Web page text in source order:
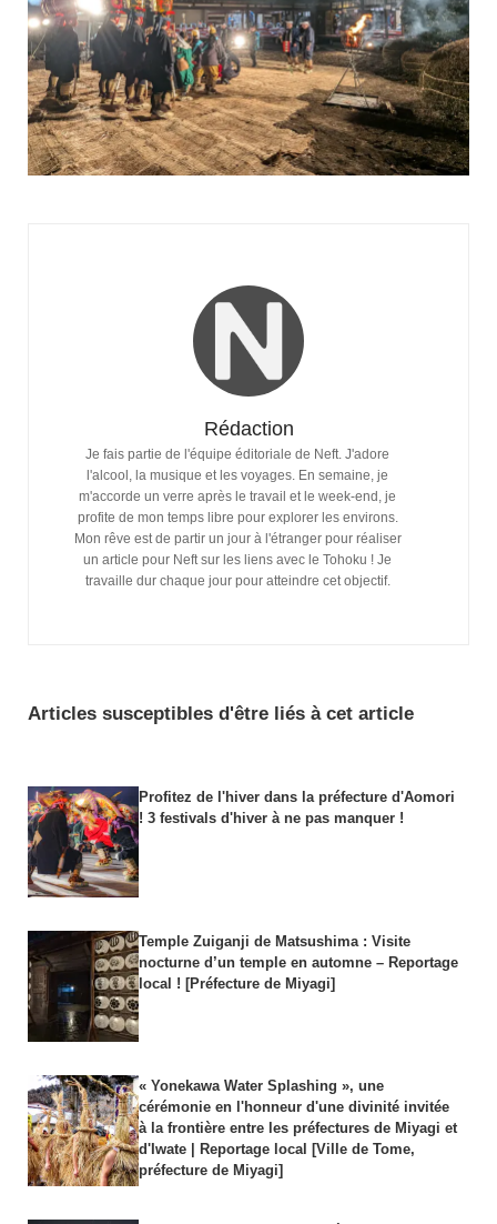
Rédaction
Je fais partie de l'équipe éditoriale de Neft. J'adore
l'alcool, la musique et les voyages. En semaine, je
m'accorde un verre après le travail et le week-end, je
profite de mon temps libre pour explorer les environs.
Mon rêve est de partir un jour à l'étranger pour réaliser
un article pour Neft sur les liens avec le Tohoku ! Je
travaille dur chaque jour pour atteindre cet objectif.
Articles susceptibles d'être liés à cet article
Profitez de l'hiver dans la préfecture d'Aomori
! 3 festivals d'hiver à ne pas manquer !
Temple Zuiganji de Matsushima : Visite
nocturne d’un temple en automne – Reportage
local ! [Préfecture de Miyagi]
« Yonekawa Water Splashing », une
cérémonie en l'honneur d'une divinité invitée
à la frontière entre les préfectures de Miyagi et
d'Iwate | Reportage local [Ville de Tome,
préfecture de Miyagi]